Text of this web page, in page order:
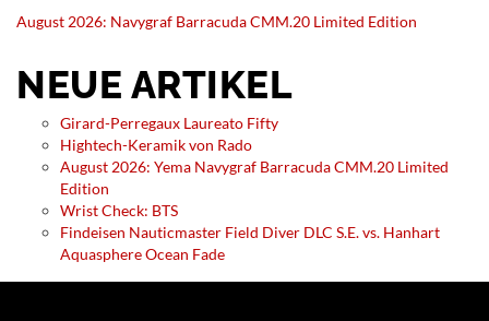
August 2026: Navygraf Barracuda CMM.20 Limited Edition
NEUE ARTIKEL
Girard-Perregaux Laureato Fifty
Hightech-Keramik von Rado
August 2026: Yema Navygraf Barracuda CMM.20 Limited
Edition
Wrist Check: BTS
Findeisen Nauticmaster Field Diver DLC S.E. vs. Hanhart
Aquasphere Ocean Fade